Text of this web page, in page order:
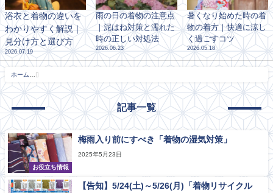
浴衣と着物の違いを
わかりやすく解説｜
見分け方と選び方
2026.07.19
雨の日の着物の注意点
｜泥はね対策と濡れた
時の正しい対処法
2026.06.23
暑くなり始めた時の着
物の着方｜快適に涼し
く過ごすコツ
2026.05.18
ホーム 5月, 2025 - 北葛城郡・生駒郡の着物クリーニング・しみ抜きなら一守匠堂｜王寺
記事一覧
お役立ち情報
梅雨入り前にすべき「着物の湿気対策」
2025年5月23日
【告知】5/24(土)～5/26(月)「着物リサイクル